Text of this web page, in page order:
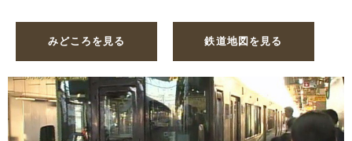
みどころを見る 鉄道地図を見る